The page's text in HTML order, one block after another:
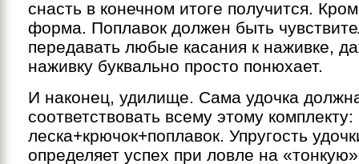
снасть в конечном итоге получится.
форма. Поплавок должен быть
передавать любые касания к наживке,
наживку буквально просто понюхает.
И наконец, удилище. Сама удочка
соответствовать всему этому комплекту:
леска+крючок+поплавок. Упругость
определяет успех при ловле на